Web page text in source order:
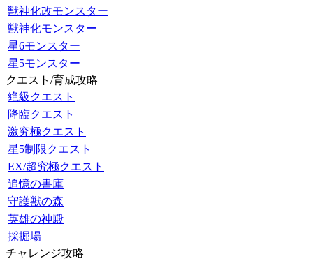
獣神化改モンスター
獣神化モンスター
星6モンスター
星5モンスター
クエスト/育成攻略
絶級クエスト
降臨クエスト
激究極クエスト
星5制限クエスト
EX/超究極クエスト
追憶の書庫
守護獣の森
英雄の神殿
採掘場
チャレンジ攻略